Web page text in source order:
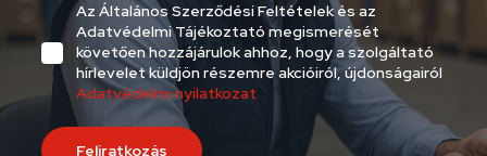
Az Általános Szerződési Feltételek és az
Adatvédelmi Tájékoztató megismerését
követően hozzájárulok ahhoz, hogy a szolgáltató
hírlevelet küldjön részemre akcióiról, újdonságairól
Adatvédelmi nyilatkozat
Feliratkozás